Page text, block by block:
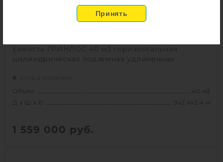
Емкость ГРИНЛОС 40 м3 горизонтальная
цилиндрическая подземная удлиненная
Есть в наличии
Объем:
40 м3
Д х Ш х В:
9х2.4х2.4 м
1 559 000 руб.